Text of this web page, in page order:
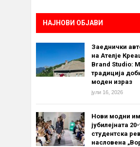
НАЈНОВИ ОБЈАВИ
Заеднички
на Ателје
Brand Studio:
традиција
моден израз
јули 16, 2026
Нови модни
јубилејната
студентска
насловена